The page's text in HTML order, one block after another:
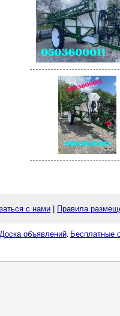
с нами Правила
Доска объявлений. Бесплатные